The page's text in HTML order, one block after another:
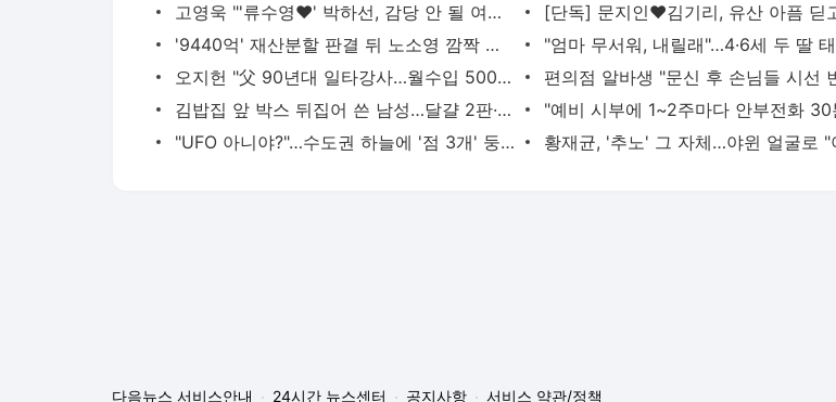
고영욱 "'류수영♥' 박하선, 감당 안 될 여자…계속 명품 사 나를 것"
'9440억' 재산분할 판결 뒤 노소영 깜짝 행보…최수종 공연장 찾았다
오지헌 "父 90년대 일타강사…월수입 5000만원에 100평대 집"…금수저 시절 고백
김밥집 앞 박스 뒤집어 쓴 남성…달걀 2판·김 600장 훔쳐 도주[영상]
"UFO 아니야?"…수도권 하늘에 '점 3개' 둥둥, 이동 방향 봤더니 깜짝
다음뉴스 서비스안내 24시간 뉴스센터 공지사항 서비스 약관/정책